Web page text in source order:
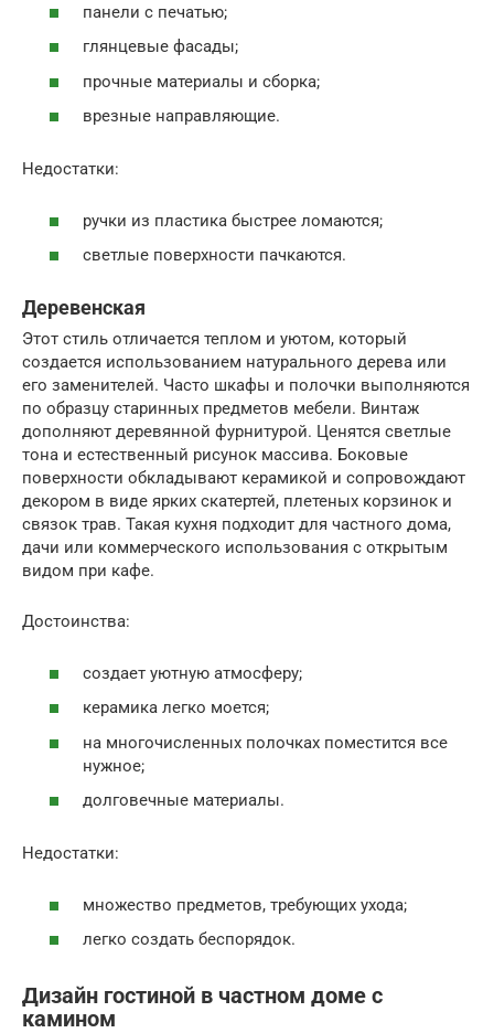
панели с печатью;
глянцевые фасады;
прочные материалы и сборка;
врезные направляющие.
Недостатки:
ручки из пластика быстрее ломаются;
светлые поверхности пачкаются.
Деревенская
Этот стиль отличается теплом и уютом, который
создается использованием натурального дерева или
его заменителей. Часто шкафы и полочки выполняются
по образцу старинных предметов мебели. Винтаж
дополняют деревянной фурнитурой. Ценятся светлые
тона и естественный рисунок массива. Боковые
поверхности обкладывают керамикой и сопровождают
декором в виде ярких скатертей, плетеных корзинок и
связок трав. Такая кухня подходит для частного дома,
дачи или коммерческого использования с открытым
видом при кафе.
Достоинства:
создает уютную атмосферу;
керамика легко моется;
на многочисленных полочках поместится все
нужное;
долговечные материалы.
Недостатки:
множество предметов, требующих ухода;
легко создать беспорядок.
Дизайн гостиной в частном доме с
камином